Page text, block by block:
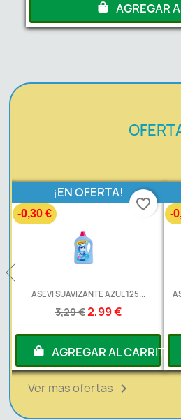
AGREGAR
ASEVI SUAVIZANTE AZUL 125...
3,29 €2,99 €
¡EN OFERTA!
-0,30 €
AGREGAR AL CARRITO
favorite_border
-
Ver mas ofertas 